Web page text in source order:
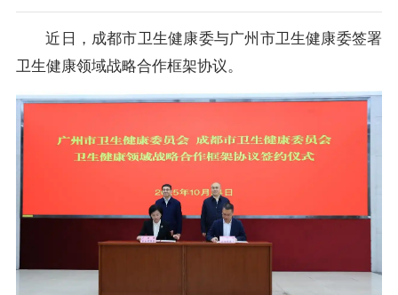
近日，成都市卫生健康委与广州市卫生健康委签署
卫生健康领域战略合作框架协议。